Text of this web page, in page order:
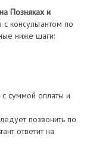
Позняках и
консультантом по
ниже шаги:
суммой оплаты и
позвонить по
ответит на